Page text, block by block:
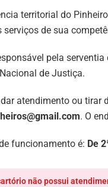
territorial do
serviços de sua
pela serventia
de Justiça.
atendimento ou tirar
. O
funcionamento é: De
não possui